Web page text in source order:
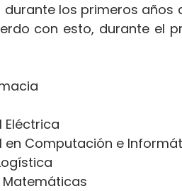
con esto, durante el
Eléctrica
en Computación e